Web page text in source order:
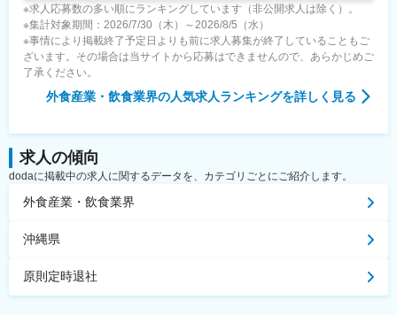
※求人応募数の多い順にランキングしています（非公開求人は除く）。
※集計対象期間：2026/7/30（木）～2026/8/5（水）
※事情により掲載終了予定日よりも前に求人募集が終了していることもご
ざいます。その場合は当サイトから応募はできませんので、あらかじめご
了承ください。
外食産業・飲食業界の人気求人ランキングを詳しく見る
求人の傾向
dodaに掲載中の求人に関するデータを、カテゴリごとにご紹介します。
外食産業・飲食業界
沖縄県
原則定時退社